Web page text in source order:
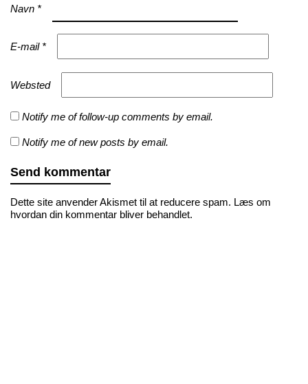
Navn *
E-mail *
Websted
Notify me of follow-up comments by email.
Notify me of new posts by email.
Dette site anvender Akismet til at reducere spam. Læs om
hvordan din kommentar bliver behandlet.